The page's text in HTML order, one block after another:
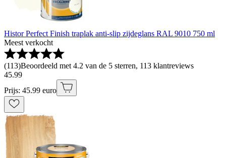
Histor Perfect Finish traplak anti-slip zijdeglans RAL 9010 750 ml
Meest verkocht
(113)Beoordeeld met 4.2 van de 5 sterren, 113 klantreviews
45.99
Prijs: 45.99 euro